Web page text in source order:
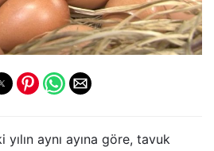
aynı ayına göre, tavuk